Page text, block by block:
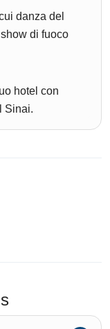
danza del
di fuoco
hotel con
Sinai.